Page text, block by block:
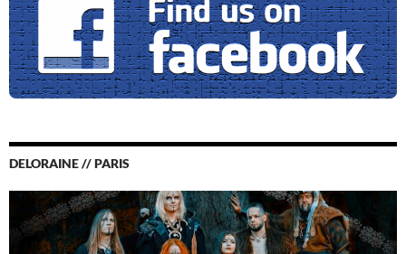
DELORAINE // PARIS